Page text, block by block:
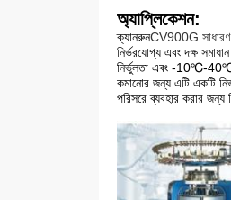
অ্যাপ্লিকেশন:
ক্যানরুনCV900G
নির্ভরযোগ্য এবং দক্ষ
নির্ভুলতা এবং -10℃-40℃
কমানোর জন্য এটি একটি
পরিসরে ব্যবহার করার জন্য